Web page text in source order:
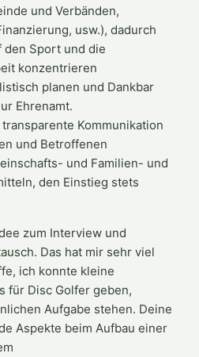
und Verbänden,
usw.), dadurch
den Sport und die
konzentrieren
planen und Dankbar
Ehrenamt.
Kommunikation
und Betroffenen
und Familien- und
den Einstieg stets
zum Interview und
Das hat mir sehr viel
ich konnte kleine
für Disc Golfer geben,
Aufgabe stehen. Deine
Aspekte beim Aufbau einer